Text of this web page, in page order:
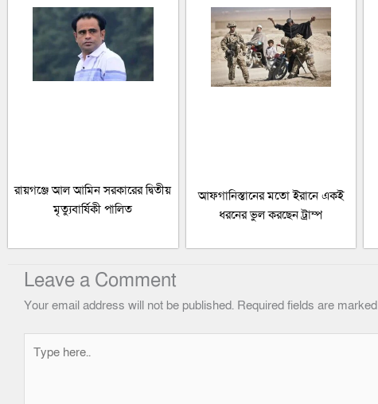
রায়গঞ্জে আল আমিন সরকারের দ্বিতীয়
মৃত্যুবার্ষিকী পালিত
আফগানিস্তানের মতো ইরানে একই
ধরনের ভুল করছেন ট্রাম্প
Leave a Comment
Your email address will not be published. Required fields are marked
here..